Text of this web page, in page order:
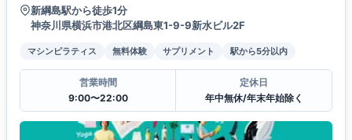
新綱島駅から徒歩1分
神奈川県横浜市港北区綱島東1-9-9新水ビル2F
マシンピラティス 無料体験 サプリメント 駅から5分以内
営業時間
9:00〜22:00
定休日
年中無休/年末年始除く